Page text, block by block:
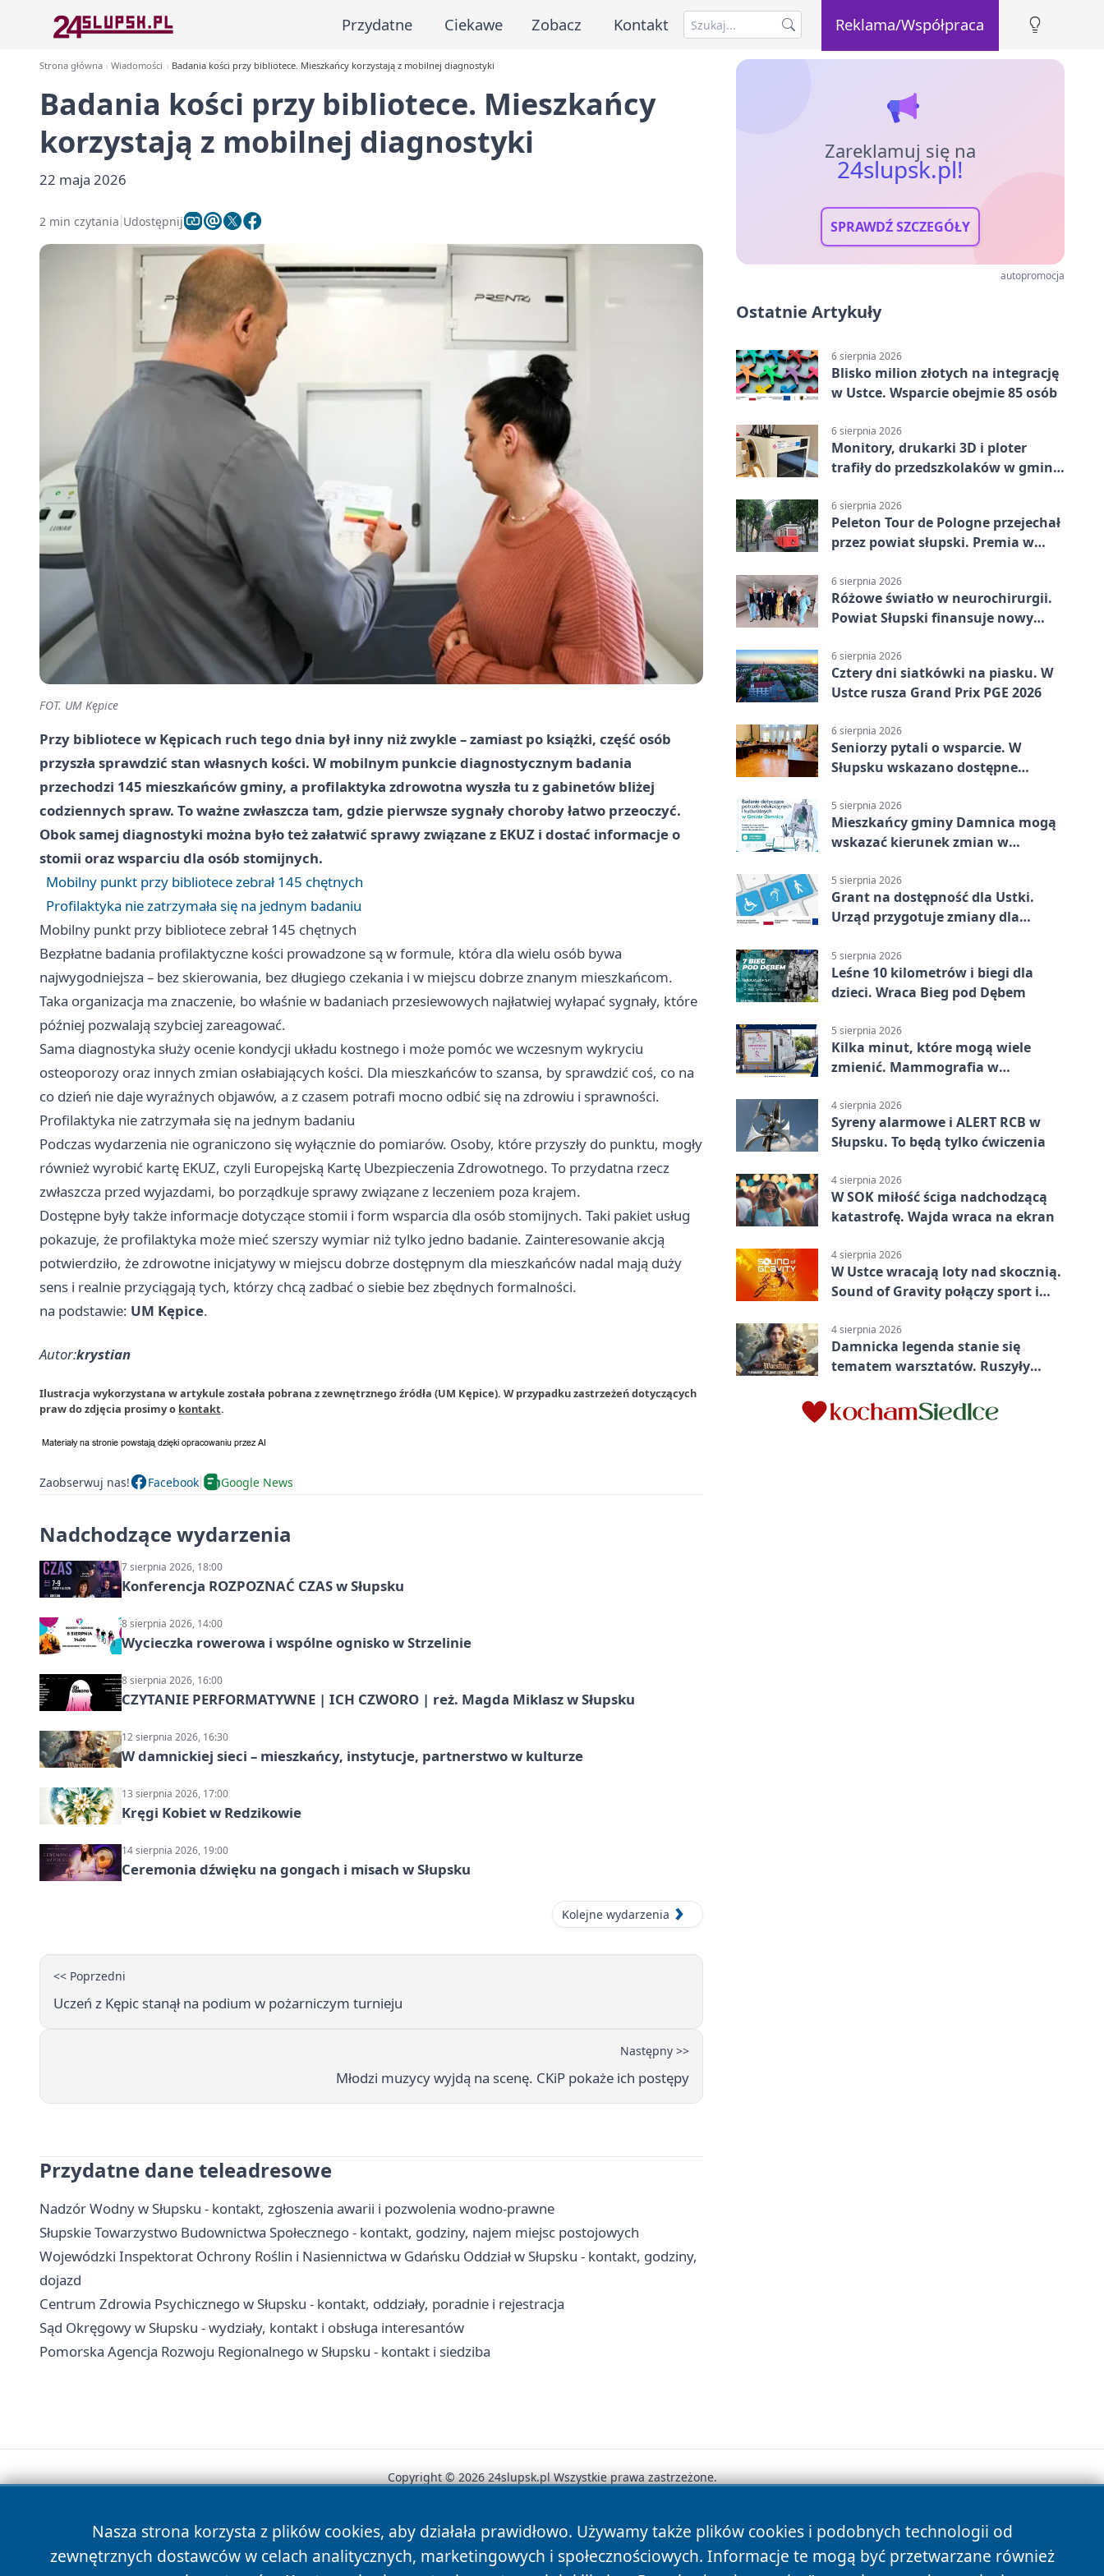
Przydatne Ciekawe Zobacz Kontakt Reklama/Współpraca
Strona główna Wiadomości Badania kości przy bibliotece. Mieszkańcy korzystają z mobilnej diagnostyki
Badania kości przy bibliotece. Mieszkańcy
korzystają z mobilnej diagnostyki
22 maja 2026
2 min czytania Udostępnij
FOT. UM Kępice
Przy bibliotece w Kępicach ruch tego dnia był inny niż zwykle – zamiast po książki, część osób
przyszła sprawdzić stan własnych kości. W mobilnym punkcie diagnostycznym badania
przechodzi 145 mieszkańców gminy, a profilaktyka zdrowotna wyszła tu z gabinetów bliżej
codziennych spraw. To ważne zwłaszcza tam, gdzie pierwsze sygnały choroby łatwo przeoczyć.
Obok samej diagnostyki można było też załatwić sprawy związane z EKUZ i dostać informacje o
stomii oraz wsparciu dla osób stomijnych.
Mobilny punkt przy bibliotece zebrał 145 chętnych
Profilaktyka nie zatrzymała się na jednym badaniu
Mobilny punkt przy bibliotece zebrał 145 chętnych
Bezpłatne badania profilaktyczne kości prowadzone są w formule, która dla wielu osób bywa
najwygodniejsza – bez skierowania, bez długiego czekania i w miejscu dobrze znanym mieszkańcom.
Taka organizacja ma znaczenie, bo właśnie w badaniach przesiewowych najłatwiej wyłapać sygnały, które
później pozwalają szybciej zareagować.
Sama diagnostyka służy ocenie kondycji układu kostnego i może pomóc we wczesnym wykryciu
osteoporozy oraz innych zmian osłabiających kości. Dla mieszkańców to szansa, by sprawdzić coś, co na
co dzień nie daje wyraźnych objawów, a z czasem potrafi mocno odbić się na zdrowiu i sprawności.
Profilaktyka nie zatrzymała się na jednym badaniu
Podczas wydarzenia nie ograniczono się wyłącznie do pomiarów. Osoby, które przyszły do punktu, mogły
również wyrobić kartę EKUZ, czyli Europejską Kartę Ubezpieczenia Zdrowotnego. To przydatna rzecz
zwłaszcza przed wyjazdami, bo porządkuje sprawy związane z leczeniem poza krajem.
Dostępne były także informacje dotyczące stomii i form wsparcia dla osób stomijnych. Taki pakiet usług
pokazuje, że profilaktyka może mieć szerszy wymiar niż tylko jedno badanie. Zainteresowanie akcją
potwierdziło, że zdrowotne inicjatywy w miejscu dobrze dostępnym dla mieszkańców nadal mają duży
sens i realnie przyciągają tych, którzy chcą zadbać o siebie bez zbędnych formalności.
na podstawie: UM Kępice.
Autor:krystian
Ilustracja wykorzystana w artykule została pobrana z zewnętrznego źródła (UM Kępice). W przypadku zastrzeżeń dotyczących
praw do zdjęcia prosimy o kontakt.
Zaobserwuj nas! Facebook Google News
Nadchodzące wydarzenia
7 sierpnia 2026, 18:00
Konferencja ROZPOZNAĆ CZAS w Słupsku
8 sierpnia 2026, 14:00
Wycieczka rowerowa i wspólne ognisko w Strzelinie
8 sierpnia 2026, 16:00
CZYTANIE PERFORMATYWNE | ICH CZWORO | reż. Magda Miklasz w Słupsku
12 sierpnia 2026, 16:30
W damnickiej sieci – mieszkańcy, instytucje, partnerstwo w kulturze
13 sierpnia 2026, 17:00
Kręgi Kobiet w Redzikowie
14 sierpnia 2026, 19:00
Ceremonia dźwięku na gongach i misach w Słupsku
Kolejne wydarzenia
<< Poprzedni
Uczeń z Kępic stanął na podium w pożarniczym turnieju
Następny >>
Młodzi muzycy wyjdą na scenę. CKiP pokaże ich postępy
Przydatne dane teleadresowe
Nadzór Wodny w Słupsku - kontakt, zgłoszenia awarii i pozwolenia wodno-prawne
Słupskie Towarzystwo Budownictwa Społecznego - kontakt, godziny, najem miejsc postojowych
Wojewódzki Inspektorat Ochrony Roślin i Nasiennictwa w Gdańsku Oddział w Słupsku - kontakt, godziny,
dojazd
Centrum Zdrowia Psychicznego w Słupsku - kontakt, oddziały, poradnie i rejestracja
Sąd Okręgowy w Słupsku - wydziały, kontakt i obsługa interesantów
Pomorska Agencja Rozwoju Regionalnego w Słupsku - kontakt i siedziba
Zareklamuj się na
24slupsk.pl!
SPRAWDŹ SZCZEGÓŁY
autopromocja
Ostatnie Artykuły
6 sierpnia 2026
Blisko milion złotych na integrację
w Ustce. Wsparcie obejmie 85 osób
6 sierpnia 2026
Monitory, drukarki 3D i ploter
trafiły do przedszkolaków w gminie
6 sierpnia 2026
Peleton Tour de Pologne przejechał
przez powiat słupski. Premia w
6 sierpnia 2026
Różowe światło w neurochirurgii.
Powiat Słupski finansuje nowy
6 sierpnia 2026
Cztery dni siatkówki na piasku. W
Ustce rusza Grand Prix PGE 2026
6 sierpnia 2026
Seniorzy pytali o wsparcie. W
Słupsku wskazano dostępne
5 sierpnia 2026
Mieszkańcy gminy Damnica mogą
wskazać kierunek zmian w
5 sierpnia 2026
Grant na dostępność dla Ustki.
Urząd przygotuje zmiany dla
5 sierpnia 2026
Leśne 10 kilometrów i biegi dla
dzieci. Wraca Bieg pod Dębem
5 sierpnia 2026
Kilka minut, które mogą wiele
zmienić. Mammografia w
4 sierpnia 2026
Syreny alarmowe i ALERT RCB w
Słupsku. To będą tylko ćwiczenia
4 sierpnia 2026
W SOK miłość ściga nadchodzącą
katastrofę. Wajda wraca na ekran
4 sierpnia 2026
W Ustce wracają loty nad skocznią.
Sound of Gravity połączy sport i
4 sierpnia 2026
Damnicka legenda stanie się
tematem warsztatów. Ruszyły
Nasza strona korzysta z plików cookies, aby działała prawidłowo. Używamy także plików cookies i podobnych technologii od
zewnętrznych dostawców w celach analitycznych, marketingowych i społecznościowych. Informacje te mogą być przetwarzane również
Copyright © 2026 24slupsk.pl Wszystkie prawa zastrzeżone.
News Autorzy Polityka Prywatności Polityka Cookies